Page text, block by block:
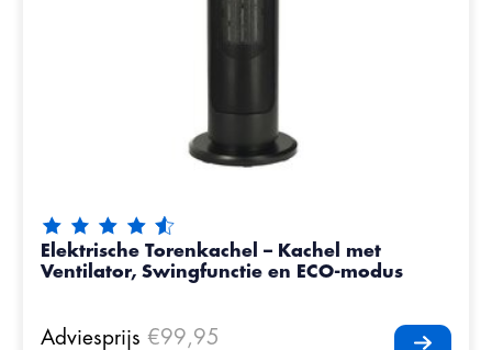
De beoordeling van dit product is 4.7
Elektrische Torenkachel – Kachel met
Ventilator, Swingfunctie en ECO-modus
Adviesprijs €99,95